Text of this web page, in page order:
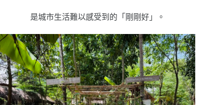
是城市生活難以感受到的「剛剛好」。